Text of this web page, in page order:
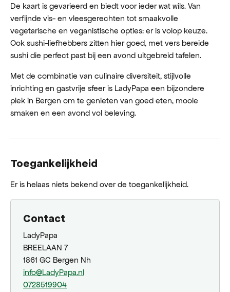
De kaart is gevarieerd en biedt voor ieder wat wils. Van
verfijnde vis- en vleesgerechten tot smaakvolle
vegetarische en veganistische opties: er is volop keuze.
Ook sushi-liefhebbers zitten hier goed, met vers bereide
sushi die perfect past bij een avond uitgebreid tafelen.
Met de combinatie van culinaire diversiteit, stijlvolle
inrichting en gastvrije sfeer is LadyPapa een bijzondere
plek in Bergen om te genieten van goed eten, mooie
smaken en een avond vol beleving.
Toegankelijkheid
Er is helaas niets bekend over de toegankelijkheid.
Contact
LadyPapa
‍BREELAAN 7
1861 GC Bergen Nh
info@LadyPapa.nl
0728519904